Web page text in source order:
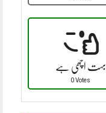
بہت اچھی ہے
0 Votes